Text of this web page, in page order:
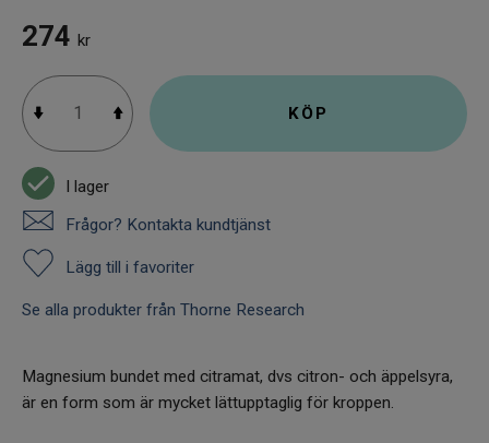
274 kr
KÖP
I lager
Frågor? Kontakta kundtjänst
Lägg till i favoriter
Se alla produkter från Thorne Research
Magnesium bundet med citramat, dvs citron- och äppelsyra,
är en form som är mycket lättupptaglig för kroppen.